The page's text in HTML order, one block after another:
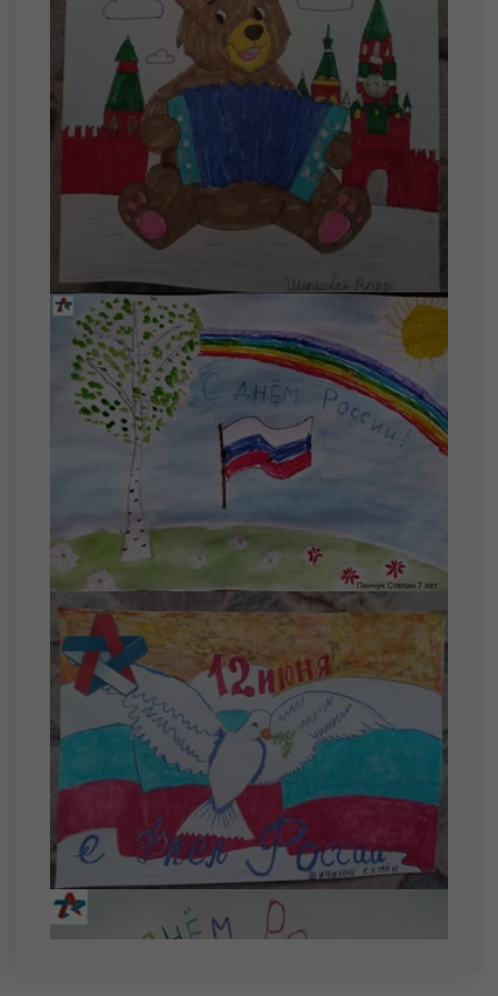
Мишкинис Диана Витальевна
15 августа
Москвин Матвей Андреевич
Сидоров Ярослав Сергеевич
Гуляев Родион Романович
17 августа
Зубакин Тимофей Павлович
20 августа
Дорофеев Артем Андреевич
Пастухов Илья Андреевич
Соколов Захар Дмитриевич
21 августа
Кузоваткин Никита Михайлович
22 августа
Бабин Иван Александрович
Тихонов Глеб Сергеевич
23 августа
Беркус Богдан Сергеевич
Машкин Александр Михайлович
24 августа
Меднис Иван Андреевич
Стариков Максим Владимирович
25 августа
Потапов Данила Дмитриевич
26 августа
Мочалов Павел Александрович
Топко Алан Алексеевич
27 августа
Лоскутов Владислав Евгеньевич
Лоскутов Ярослав Евгеньевич
Марков Максим Сергеевич
28 августа